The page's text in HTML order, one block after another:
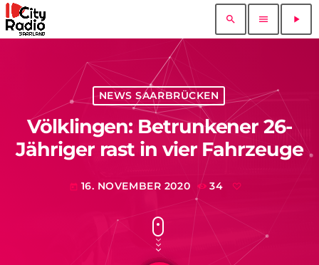
search menu play_arrow
NEWS SAARBRÜCKEN
Völklingen: Betrunkener 26-
Jähriger rast in vier Fahrzeuge
today 16. NOVEMBER 2020 34